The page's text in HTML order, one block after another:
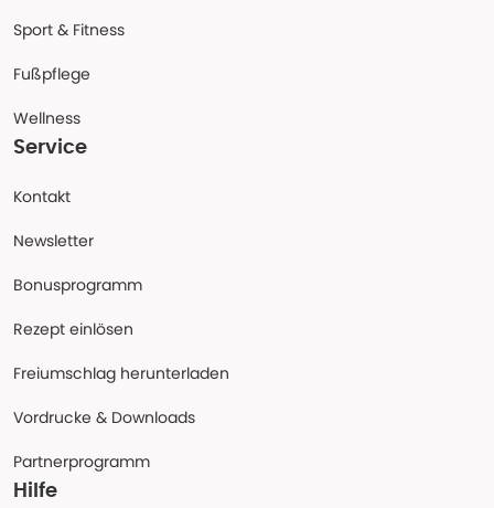
Sport & Fitness
Fußpflege
Wellness
Service
Kontakt
Newsletter
Bonusprogramm
Rezept einlösen
Freiumschlag herunterladen
Vordrucke & Downloads
Partnerprogramm
Hilfe